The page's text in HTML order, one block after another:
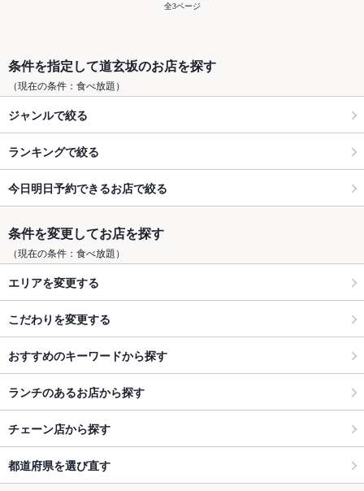
全3ページ
条件を指定して道玄坂のお店を探す
（現在の条件：食べ放題）
ジャンルで絞る
ランキングで絞る
今日明日予約できるお店で絞る
条件を変更してお店を探す
（現在の条件：食べ放題）
エリアを変更する
こだわりを変更する
おすすめのキーワードから探す
ランチのあるお店から探す
チェーン店から探す
都道府県を選び直す